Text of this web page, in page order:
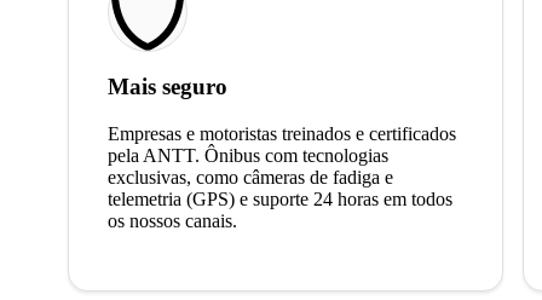
Mais seguro
Empresas e motoristas treinados e certificados
pela ANTT. Ônibus com tecnologias
exclusivas, como câmeras de fadiga e
telemetria (GPS) e suporte 24 horas em todos
os nossos canais.